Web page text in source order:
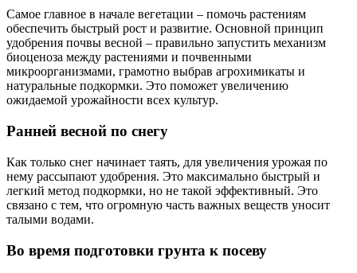
Самое главное в начале вегетации – помочь растениям
обеспечить быстрый рост и развитие. Основной принцип
удобрения почвы весной – правильно запустить механизм
биоценоза между растениями и почвенными
микроорганизмами, грамотно выбрав агрохимикаты и
натуральные подкормки. Это поможет увеличению
ожидаемой урожайности всех культур.
Ранней весной по снегу
Как только снег начинает таять, для увеличения урожая по
нему рассыпают удобрения. Это максимально быстрый и
легкий метод подкормки, но не такой эффективный. Это
связано с тем, что огромную часть важных веществ уносит
талыми водами.
Во время подготовки грунта к посеву